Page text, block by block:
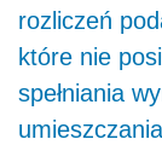
rozliczeń
które nie
spełniania